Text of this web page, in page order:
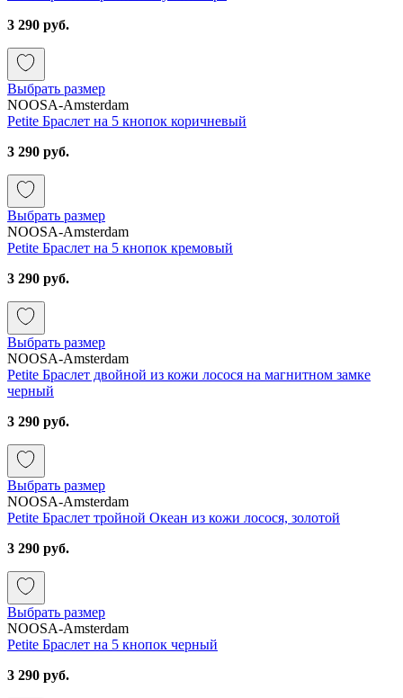
3 290 руб.
Выбрать размер
NOOSA-Amsterdam
Petite Браслет на 5 кнопок коричневый
3 290 руб.
Выбрать размер
NOOSA-Amsterdam
Petite Браслет на 5 кнопок кремовый
3 290 руб.
Выбрать размер
NOOSA-Amsterdam
Petite Браслет двойной из кожи лосося на магнитном замке
черный
3 290 руб.
Выбрать размер
NOOSA-Amsterdam
Petite Браслет тройной Океан из кожи лосося, золотой
3 290 руб.
Выбрать размер
NOOSA-Amsterdam
Petite Браслет на 5 кнопок черный
3 290 руб.